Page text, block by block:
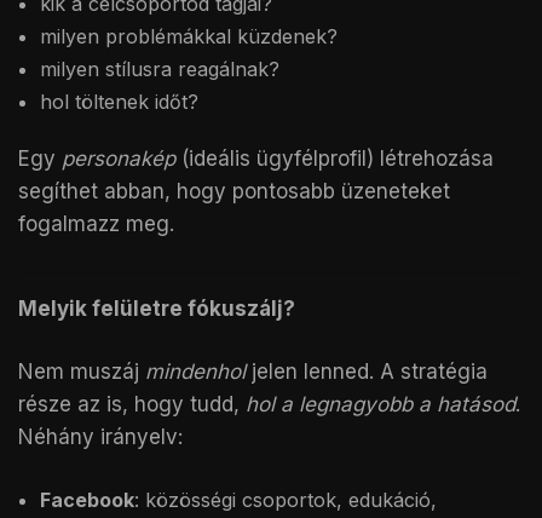
milyen problémákkal küzdenek?
milyen stílusra reagálnak?
hol töltenek időt?
Egy personakép(ideális ügyfélprofil) létrehozása
segíthet abban, hogy pontosabb üzeneteket
fogalmazz meg.
Melyik felületre fókuszálj?
Nem muszáj mindenholjelen lenned. A stratégia
része az is, hogy tudd, hol a legnagyobb a hatásod.
Néhány irányelv:
Facebook: közösségi csoportok, edukáció,